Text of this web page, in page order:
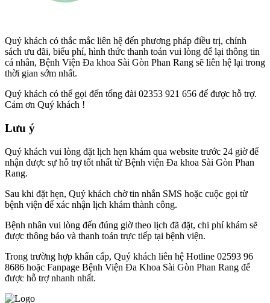
Quý khách có thắc mắc liên hệ đến phương pháp điều trị, chính
sách ưu đãi, biểu phí, hình thức thanh toán vui lòng để lại thông tin
cá nhân, Bệnh Viện Đa khoa Sài Gòn Phan Rang sẽ liên hệ lại trong
thời gian sớm nhất.
Quý khách có thể gọi đến tổng đài 02353 921 656 để được hỗ trợ.
Cảm ơn Quý khách !
Lưu ý
Quý khách vui lòng đặt lịch hẹn khám qua website trước 24 giờ để
nhận được sự hỗ trợ tốt nhất từ Bệnh viện Đa khoa Sài Gòn Phan
Rang.
Sau khi đặt hẹn, Quý khách chờ tin nhắn SMS hoặc cuộc gọi từ
bệnh viện để xác nhận lịch khám thành công.
Bệnh nhân vui lòng đến đúng giờ theo lịch đã đặt, chi phí khám sẽ
được thông báo và thanh toán trực tiếp tại bệnh viện.
Trong trường hợp khẩn cấp, Quý khách liên hệ Hotline 02593 96
8686 hoặc Fanpage Bệnh Viện Đa Khoa Sài Gòn Phan Rang để
được hỗ trợ nhanh nhất.